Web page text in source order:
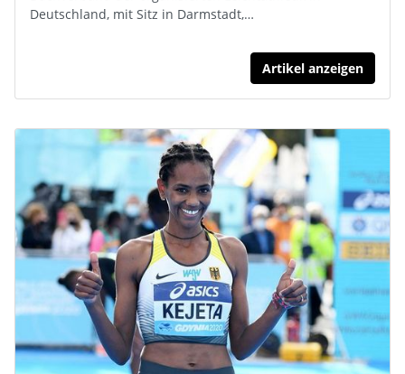
Deutschland, mit Sitz in Darmstadt,…
Artikel anzeigen